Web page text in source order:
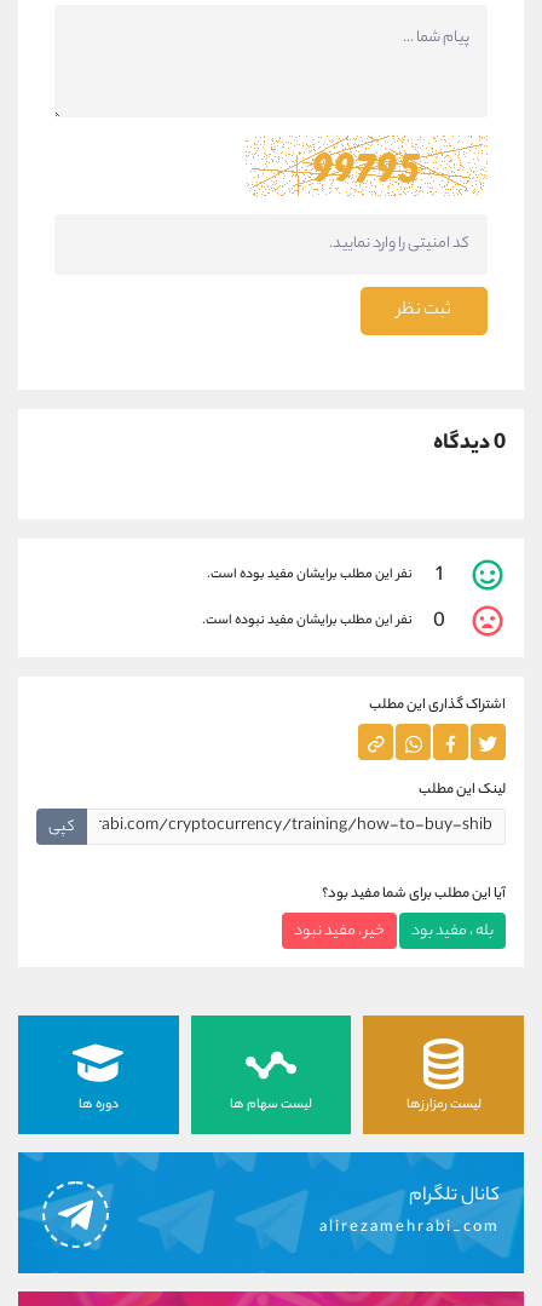
ثبت نظر
0 دیدگاه
1 نفر این مطلب برایشان مفید بوده است.
0 نفر این مطلب برایشان مفید نبوده است.
اشتراک گذاری این مطلب
لینک این مطلب
کپی
آیا این مطلب برای شما مفید بود؟
بله ، مفید بود خیر ، مفید نبود
لیست رمزارزها لیست سهام ها دوره ها
کانال تلگرام
alirezamehrabi_com